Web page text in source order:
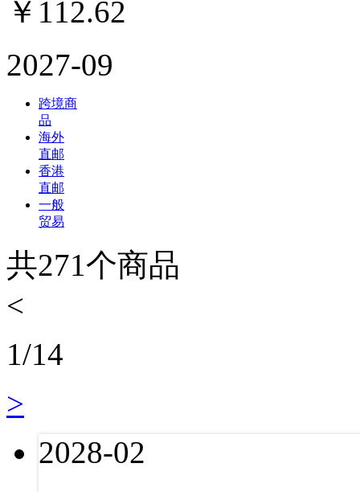
￥ 112.62
2027-09
跨境商
品
海外
直邮
香港
直邮
一般
贸易
共271个商品
<
1/14
>
2028-02